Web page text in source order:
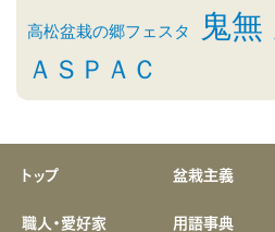
高松盆栽の郷フェスタ 鬼無
ＡＳＰＡＣ
トップ 盆栽主義
職人・愛好家
用語事典